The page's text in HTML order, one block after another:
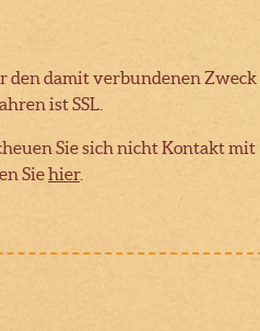
den damit verbundenen Zweck
ist SSL.
Sie sich nicht Kontakt mit
Siehier.